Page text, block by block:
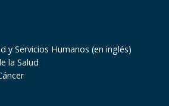
y Servicios Humanos (en inglés)
la Salud